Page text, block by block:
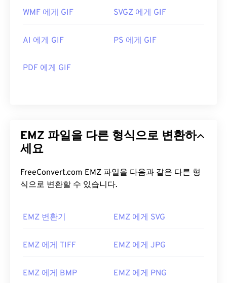
WMF 에게 GIF SVGZ 에게 GIF
AI 에게 GIF PS 에게 GIF
PDF 에게 GIF
EMZ 파일을 다른 형식으로 변환하
세요
FreeConvert.com EMZ 파일을 다음과 같은 다른 형
식으로 변환할 수 있습니다.
EMZ 변환기 EMZ 에게 SVG
EMZ 에게 TIFF EMZ 에게 JPG
EMZ 에게 BMP EMZ 에게 PNG